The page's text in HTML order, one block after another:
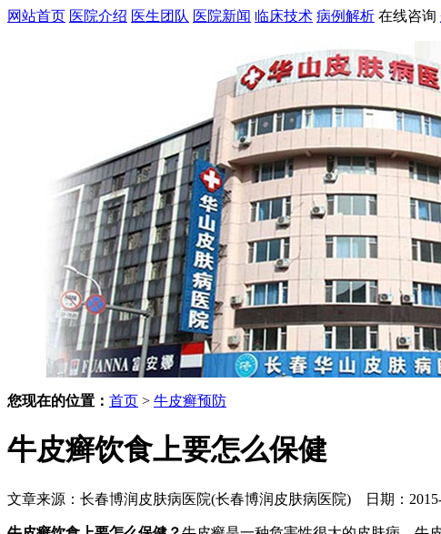
网站首页 医院介绍 医生团队 医院新闻 临床技术 病例解析 在线咨询
您现在的位置： 首页 > 牛皮癣预防
牛皮癣饮食上要怎么保健
文章来源：长春博润皮肤病医院(长春博润皮肤病医院) 日期：2015-